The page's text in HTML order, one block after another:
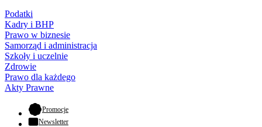
Podatki
Kadry i BHP
Prawo w biznesie
Samorząd i administracja
Szkoły i uczelnie
Zdrowie
Prawo dla każdego
Akty Prawne
Promocje- otwiera się w nowej karcie
Newsletter